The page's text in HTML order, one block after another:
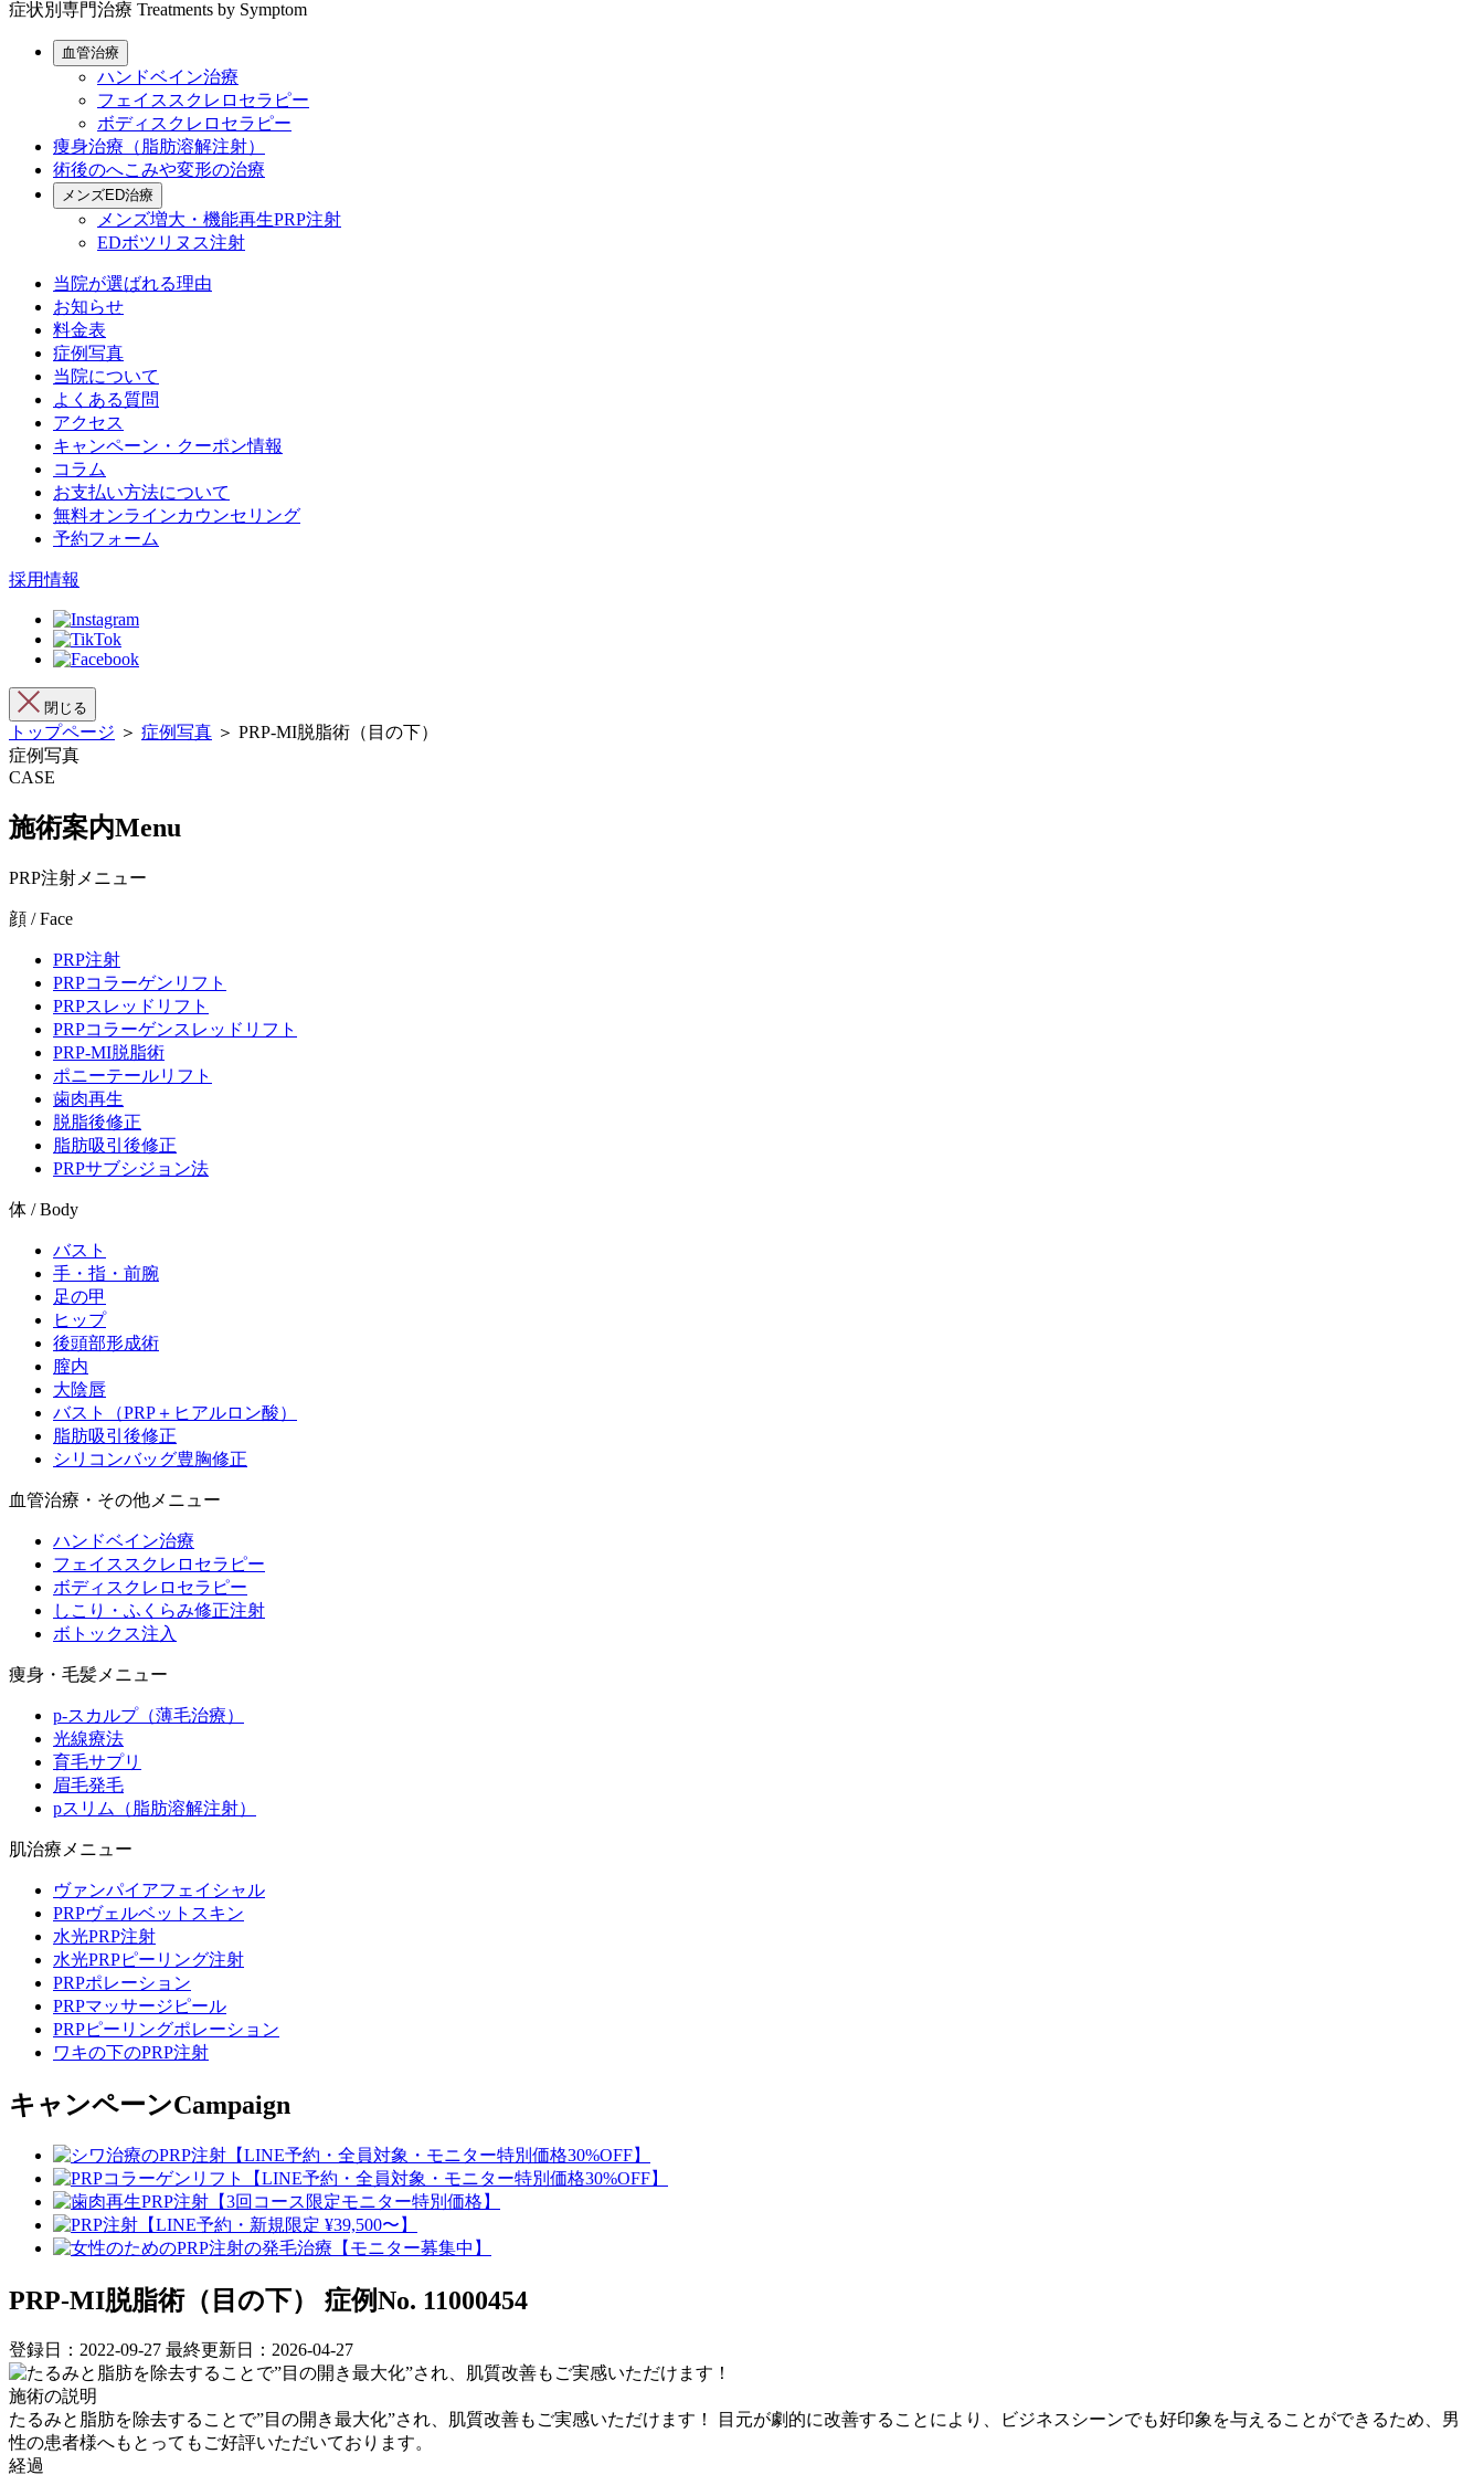
症状別専門治療 Treatments by Symptom
血管治療
ハンドベイン治療
フェイススクレロセラピー
ボディスクレロセラピー
痩身治療（脂肪溶解注射）
術後のへこみや変形の治療
メンズED治療
メンズ増大・機能再生PRP注射
EDボツリヌス注射
当院が選ばれる理由
お知らせ
料金表
症例写真
当院について
よくある質問
アクセス
キャンペーン・クーポン情報
コラム
お支払い方法について
無料オンラインカウンセリング
予約フォーム
採用情報
閉じる
トップページ ＞ 症例写真 ＞ PRP-MI脱脂術（目の下）
症例写真
CASE
施術案内Menu
PRP注射メニュー
顔 / Face
PRP注射
PRPコラーゲンリフト
PRPスレッドリフト
PRPコラーゲンスレッドリフト
PRP-MI脱脂術
ポニーテールリフト
歯肉再生
脱脂後修正
脂肪吸引後修正
PRPサブシジョン法
体 / Body
バスト
手・指・前腕
足の甲
ヒップ
後頭部形成術
膣内
大陰唇
バスト（PRP＋ヒアルロン酸）
脂肪吸引後修正
シリコンバッグ豊胸修正
血管治療・その他メニュー
ハンドベイン治療
フェイススクレロセラピー
ボディスクレロセラピー
しこり・ふくらみ修正注射
ボトックス注入
痩身・毛髪メニュー
p-スカルプ（薄毛治療）
光線療法
育毛サプリ
眉毛発毛
pスリム（脂肪溶解注射）
肌治療メニュー
ヴァンパイアフェイシャル
PRPヴェルベットスキン
水光PRP注射
水光PRPピーリング注射
PRPポレーション
PRPマッサージピール
PRPピーリングポレーション
ワキの下のPRP注射
キャンペーンCampaign
PRP-MI脱脂術（目の下） 症例No. 11000454
登録日：2022-09-27 最終更新日：2026-04-27
施術の説明
たるみと脂肪を除去することで”目の開き最大化”され、肌質改善もご実感いただけます！ 目元が劇的に改善することにより、ビジネスシーンでも好印象を与えることができるため、男
性の患者様へもとってもご好評いただいております。
経過